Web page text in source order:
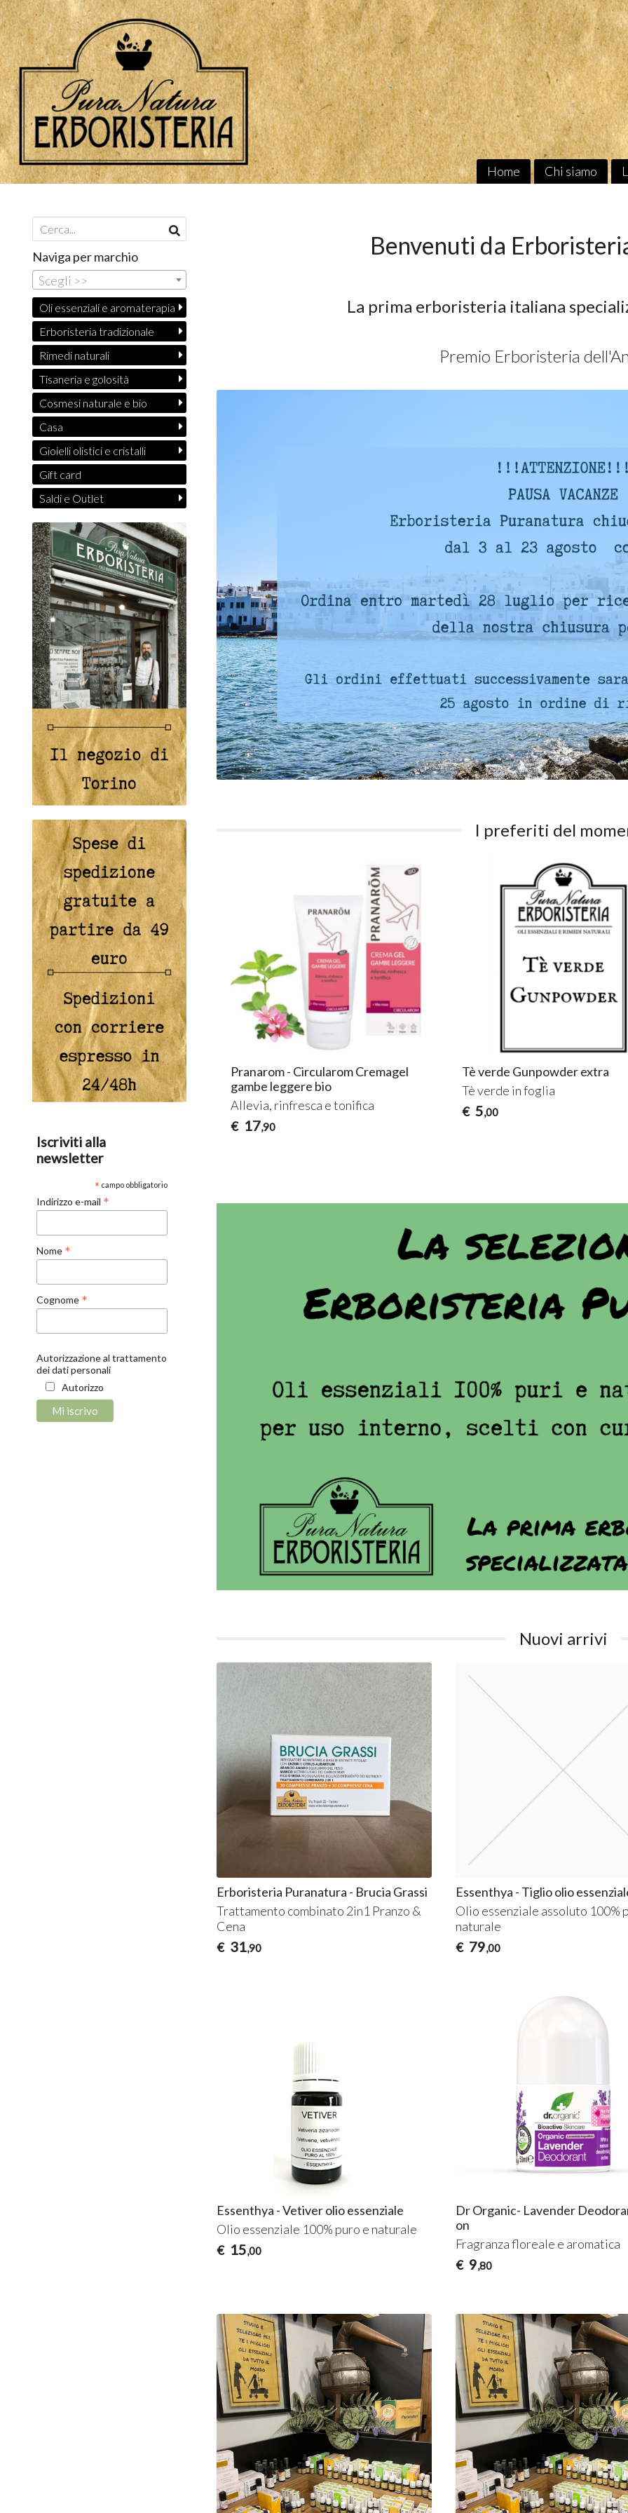
Home Chi siamo
Benvenuti da
La prima erboristeria italiana
Premio Erboristeria
I preferiti del
Farmaderbe - Total neem spray
multiuso
Utilizzo cosmetico e ambientale
Pranarom - Circularom Cremagel
gambe leggere bio
Allevia, rinfresca e tonifica
€ 17,90
Tè verde Gunpowder extra
Tè verde in foglia
€ 5,00
Nuovi arrivi
Erboristeria Puranatura - Brucia Grassi
Trattamento combinato 2in1 Pranzo &
Cena
€ 31,90
Essenthya - Tiglio olio
Olio essenziale assoluto 100%
naturale
€ 79,00
Essenthya - Vetiver olio essenziale
Olio essenziale 100% puro e naturale
€ 15,00
Dr Organic- Lavender
on
Fragranza floreale e aromatica
€ 9,80
Naviga per marchio
Scegli >>
Oli essenziali e aromaterapia
Erboristeria tradizionale
Rimedi naturali
Tisaneria e golosità
Cosmesi naturale e bio
Casa
Gioielli olistici e cristalli
Gift card
Saldi e Outlet
Iscriviti alla
newsletter
* campo obbligatorio
Indirizzo e-mail *
Nome *
Cognome *
Autorizzazione al trattamento
dei dati personali
Autorizzo